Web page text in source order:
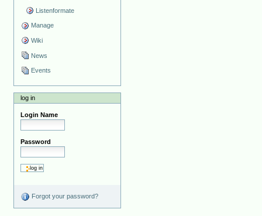
Listenformate
Manage
Wiki
News
Events
log in
Login Name
Password
Forgot your password?